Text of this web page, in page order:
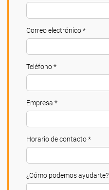
Correo electrónico *
Teléfono *
Empresa *
Horario de contacto *
¿Cómo podemos ayudarte?